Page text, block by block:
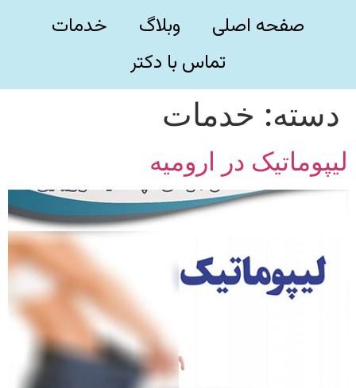
صفحه اصلی وبلاگ
خدمات
تماس با دکتر
دسته: خدمات
لیپوماتیک در ارومیه